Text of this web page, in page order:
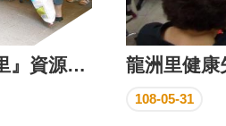
龍洲里6月份『幸福有里』資源回收站集點兌換活動花絮
108-05-31